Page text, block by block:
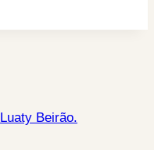
Beirão.